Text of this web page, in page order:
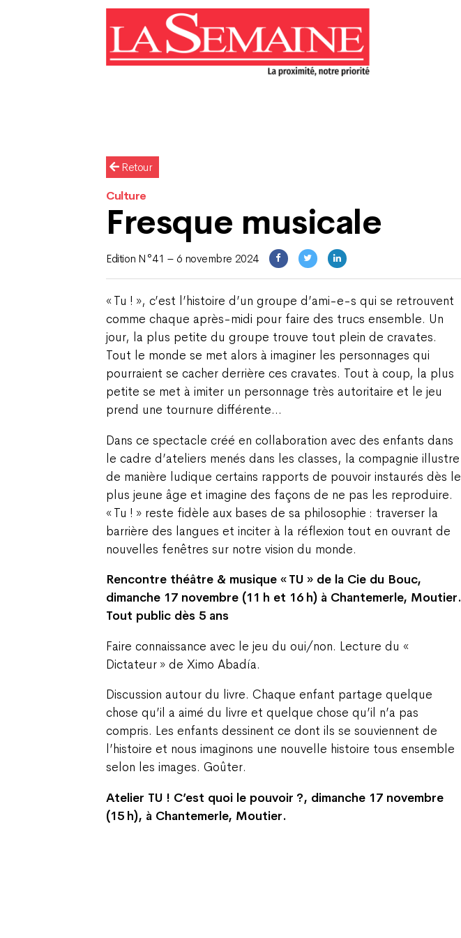
Retour
Culture
Fresque musicale
Edition N°41 – 6 novembre 2024
« Tu ! », c’est l’histoire d’un groupe d’ami-e-s qui se retrouvent
comme chaque après-midi pour faire des trucs ensemble. Un
jour, la plus petite du groupe trouve tout plein de cravates.
Tout le monde se met alors à imaginer les personnages qui
pourraient se cacher derrière ces cravates. Tout à coup, la plus
petite se met à imiter un personnage très autoritaire et le jeu
prend une tournure différente…
Dans ce spectacle créé en collaboration avec des enfants dans
le cadre d’ateliers menés dans les classes, la compagnie illustre
de manière ludique certains rapports de pouvoir instaurés dès le
plus jeune âge et imagine des façons de ne pas les reproduire.
« Tu ! » reste fidèle aux bases de sa philosophie : traverser la
barrière des langues et inciter à la réflexion tout en ouvrant de
nouvelles fenêtres sur notre vision du monde.
Rencontre théâtre & musique « TU » de la Cie du Bouc,
dimanche 17 novembre (11 h et 16 h) à Chantemerle, Moutier.
Tout public dès 5 ans
Faire connaissance avec le jeu du oui/non. Lecture du «
Dictateur » de Ximo Abadía.
Discussion autour du livre. Chaque enfant partage quelque
chose qu’il a aimé du livre et quelque chose qu’il n’a pas
compris. Les enfants dessinent ce dont ils se souviennent de
l’histoire et nous imaginons une nouvelle histoire tous ensemble
selon les images. Goûter.
Atelier TU ! C’est quoi le pouvoir ?, dimanche 17 novembre
(15 h), à Chantemerle, Moutier.